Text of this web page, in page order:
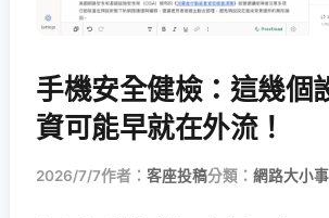
手機安全健檢：這幾個
資可能早就在外流！
2026/7/7作者： 客座投稿分類： 網路大小事